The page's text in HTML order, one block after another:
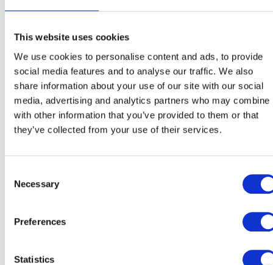
This website uses cookies
We use cookies to personalise content and ads, to provide
social media features and to analyse our traffic. We also
share information about your use of our site with our social
media, advertising and analytics partners who may combine
with other information that you’ve provided to them or that
they’ve collected from your use of their services.
Selection
Necessary
Preferences
Statistics
manglen udbedret og efterfølgende rette et krav
mod udlejer for udbedringsomkostningerne.
Manglende sikring af lejemålets integritet Udlejer
har også pligt til at sikre lejemålets integritet, så
det ikke udsættes for skader eller hærværk. Hvis
udlejer ikke sikrer lejemålets integritet, og
lejemålet derfor bliver udsat for skader, kan lejer
Manglende tilladelse til at foretage ændringer Lejer
har ikke lov til at foretage ændringer i lejemålet
tilladelse til ændringer, når lejer har anmodet om
dog kun, hvis ændringerne er rimelige og ikke vil